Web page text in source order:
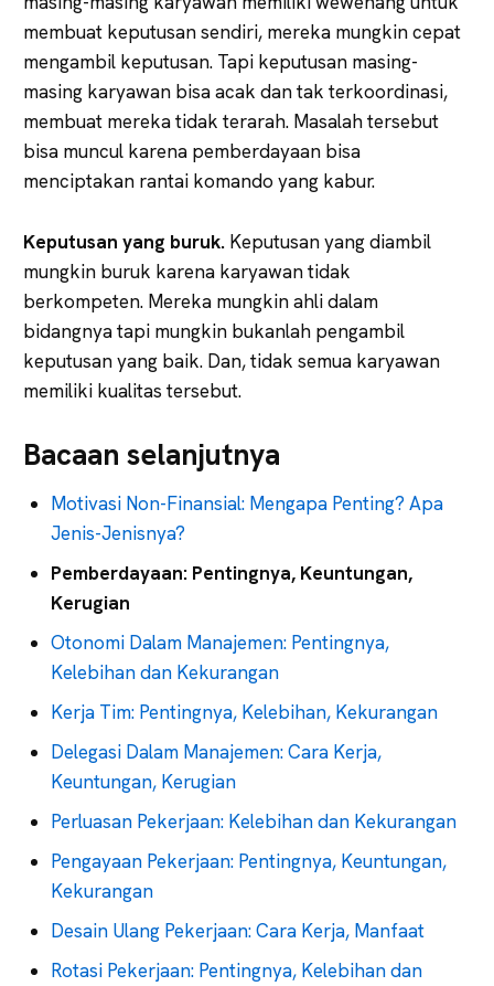
membuat keputusan sendiri, mereka mungkin cepat
mengambil keputusan. Tapi keputusan masing-
masing karyawan bisa acak dan tak terkoordinasi,
membuat mereka tidak terarah. Masalah tersebut
bisa muncul karena pemberdayaan bisa
menciptakan rantai komando yang kabur.
Keputusan yang buruk. Keputusan yang diambil
mungkin buruk karena karyawan tidak
berkompeten. Mereka mungkin ahli dalam
bidangnya tapi mungkin bukanlah pengambil
keputusan yang baik. Dan, tidak semua karyawan
memiliki kualitas tersebut.
Bacaan selanjutnya
Motivasi Non-Finansial: Mengapa Penting? Apa
Jenis-Jenisnya?
Pemberdayaan: Pentingnya, Keuntungan,
Kerugian
Otonomi Dalam Manajemen: Pentingnya,
Kelebihan dan Kekurangan
Kerja Tim: Pentingnya, Kelebihan, Kekurangan
Delegasi Dalam Manajemen: Cara Kerja,
Keuntungan, Kerugian
Perluasan Pekerjaan: Kelebihan dan Kekurangan
Pengayaan Pekerjaan: Pentingnya, Keuntungan,
Kekurangan
Desain Ulang Pekerjaan: Cara Kerja, Manfaat
Rotasi Pekerjaan: Pentingnya, Kelebihan dan